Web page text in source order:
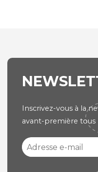
Inscrivez-vous à la
avant-première tous